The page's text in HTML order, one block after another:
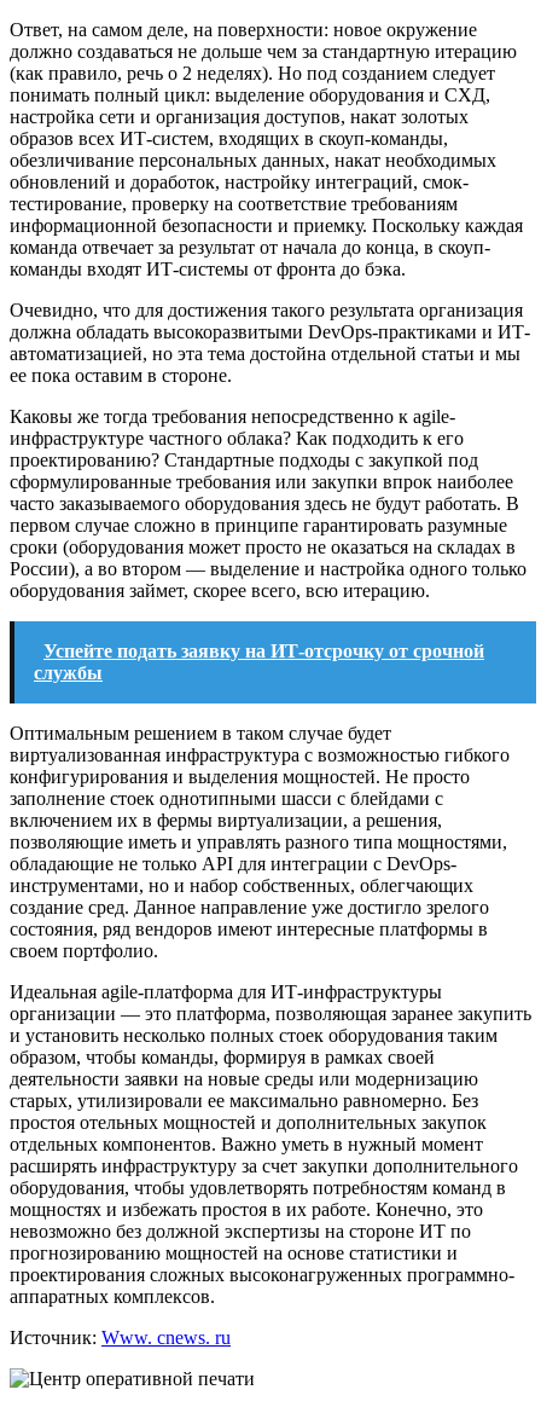
Ответ, на самом деле, на поверхности: новое окружение
должно создаваться не дольше чем за стандартную итерацию
(как правило, речь о 2 неделях). Но под созданием следует
понимать полный цикл: выделение оборудования и СХД,
настройка сети и организация доступов, накат золотых
образов всех ИТ-систем, входящих в скоуп-команды,
обезличивание персональных данных, накат необходимых
обновлений и доработок, настройку интеграций, смок-
тестирование, проверку на соответствие требованиям
информационной безопасности и приемку. Поскольку каждая
команда отвечает за результат от начала до конца, в скоуп-
команды входят ИТ-системы от фронта до бэка.
Очевидно, что для достижения такого результата организация
должна обладать высокоразвитыми DevOps-практиками и ИТ-
автоматизацией, но эта тема достойна отдельной статьи и мы
ее пока оставим в стороне.
Каковы же тогда требования непосредственно к agile-
инфраструктуре частного облака? Как подходить к его
проектированию? Cтандартные подходы с закупкой под
сформулированные требования или закупки впрок наиболее
часто заказываемого оборудования здесь не будут работать. В
первом случае сложно в принципе гарантировать разумные
сроки (оборудования может просто не оказаться на складах в
России), а во втором — выделение и настройка одного только
оборудования займет, скорее всего, всю итерацию.
Успейте подать заявку на ИТ-отсрочку от срочной
службы
Оптимальным решением в таком случае будет
виртуализованная инфраструктура с возможностью гибкого
конфигурирования и выделения мощностей. Не просто
заполнение стоек однотипными шасси с блейдами с
включением их в фермы виртуализации, а решения,
позволяющие иметь и управлять разного типа мощностями,
обладающие не только API для интеграции с DevOps-
инструментами, но и набор собственных, облегчающих
создание сред. Данное направление уже достигло зрелого
состояния, ряд вендоров имеют интересные платформы в
своем портфолио.
Идеальная agile-платформа для ИТ-инфраструктуры
организации — это платформа, позволяющая заранее закупить
и установить несколько полных стоек оборудования таким
образом, чтобы команды, формируя в рамках своей
деятельности заявки на новые среды или модернизацию
старых, утилизировали ее максимально равномерно. Без
простоя отельных мощностей и дополнительных закупок
отдельных компонентов. Важно уметь в нужный момент
расширять инфраструктуру за счет закупки дополнительного
оборудования, чтобы удовлетворять потребностям команд в
мощностях и избежать простоя в их работе. Конечно, это
невозможно без должной экспертизы на стороне ИТ по
прогнозированию мощностей на основе статистики и
проектирования сложных высоконагруженных программно-
аппаратных комплексов.
Источник: Www. cnews. ru